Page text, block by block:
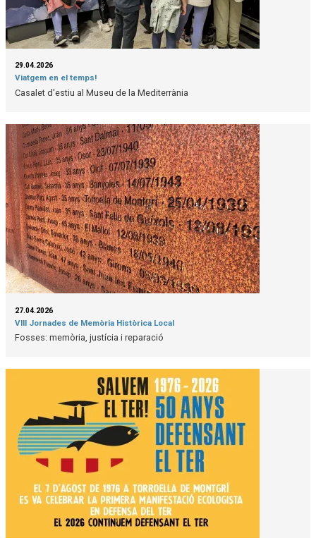
29.04.2026
Viatgem en el temps!
Casalet d'estiu al Museu de la Mediterrània
27.04.2026
VIII Jornades de Memòria Històrica Local
Fosses: memòria, justícia i reparació